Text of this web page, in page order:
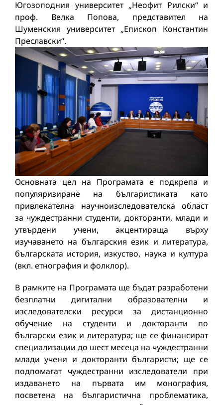
Югозоподния университет „Неофит Рилски“ и
проф. Велка Попова, представител на
Шуменския университет „Епископ Константин
Преславски“.
Основната цел на Програмата е подкрепа и
популяризиране на българистиката като
привлекателна научноизследователска област
за чуждестранни студенти, докторанти, млади и
утвърдени учени, акцентираща върху
изучаването на българския език и литература,
българската история, изкуство, наука и култура
(вкл. етнография и фолклор).
В рамките на Програмата ще бъдат разработени
безплатни дигитални образователни и
изследователски ресурси за дистанционно
обучение на студенти и докторанти по
български език и литература; ще се финансират
специализации до шест месеца на чуждестранни
млади учени и докторанти българисти; ще се
подпомагат чуждестранни изследователи при
издаването на първата им монография,
посветена на българистична проблематика,